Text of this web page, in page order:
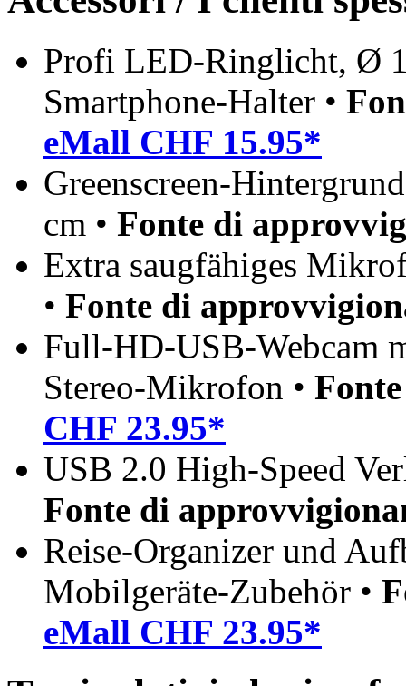
Profi LED-Ringlicht, Ø
Smartphone-Halter •
eMall CHF 15.95*
Greenscreen-
cm • Fonte di
Extra saugfähiges
• Fonte di
Full-HD-USB-Webcam
Stereo-Mikrofon •
CHF 23.95*
USB 2.0 High-Speed
Fonte di
Reise-Organizer und
Mobilgeräte-Zubehör •
eMall CHF 23.95*